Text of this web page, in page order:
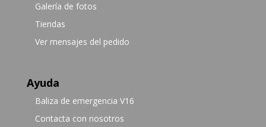
Galería de fotos
Tiendas
Ver mensajes del pedido
Ayuda
Baliza de emergencia V16
Contacta con nosotros